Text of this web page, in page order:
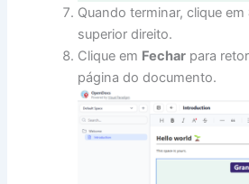
Quando terminar, clique em
superior direito.
Clique em Fechar para
página do documento.